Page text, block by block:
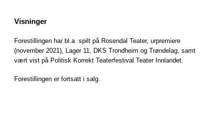
Visninger
Forestillingen har bl.a spilt på Rosendal Teater, urpremiere
(november 2021), Lager 11, DKS Trondheim og Trøndelag, samt
vært vist på Politisk Korrekt Teaterfestival Teater Innlandet.
Forestillingen er fortsatt i salg.